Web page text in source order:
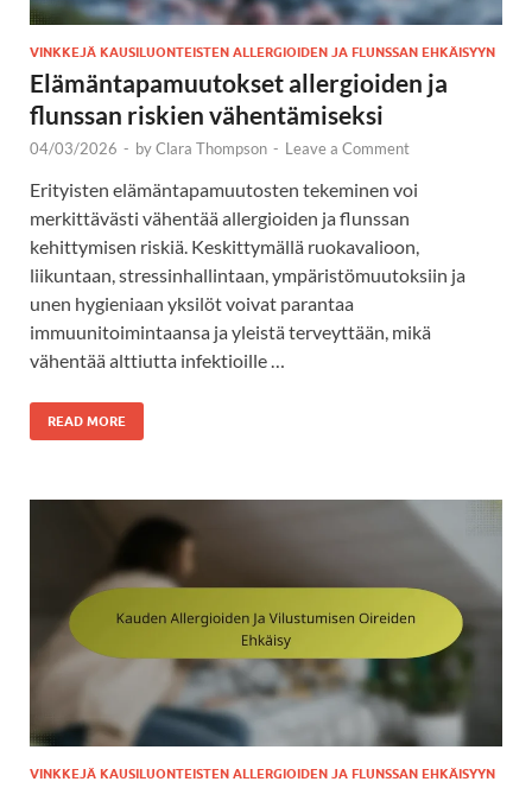
VINKKEJÄ KAUSILUONTEISTEN ALLERGIOIDEN JA FLUNSSAN EHKÄISYYN
Elämäntapamuutokset allergioiden ja
flunssan riskien vähentämiseksi
04/03/2026 - byClara Thompson - Leave a Comment
Erityisten elämäntapamuutosten tekeminen voi
merkittävästi vähentää allergioiden ja flunssan
kehittymisen riskiä. Keskittymällä ruokavalioon,
liikuntaan, stressinhallintaan, ympäristömuutoksiin ja
unen hygieniaan yksilöt voivat parantaa
immuunitoimintaansa ja yleistä terveyttään, mikä
vähentää alttiutta infektioille …
READ MORE
VINKKEJÄ KAUSILUONTEISTEN ALLERGIOIDEN JA FLUNSSAN EHKÄISYYN